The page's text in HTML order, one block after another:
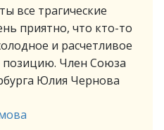
все трагические
приятно, что кто-то
и расчетливое
позицию. Член Союза
Юлия Чернова